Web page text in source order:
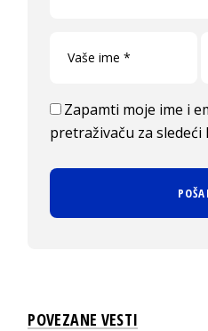
Zapamti moje ime i
pretraživaču za sledeći
POVEZANE VESTI